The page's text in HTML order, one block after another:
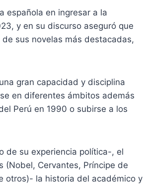
española en ingresar a la
y en su discurso aseguró que
de sus novelas más destacadas,
gran capacidad y disciplina
en diferentes ámbitos además
Perú en 1990 o subirse a los
de su experiencia política-, el
(Nobel, Cervantes, Príncipe de
otros)- la historia del académico y